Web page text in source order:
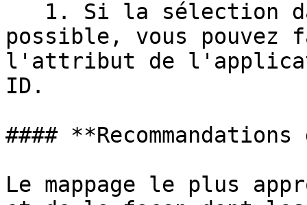
possible, vous pouvez
l'attribut de
ID.
#### **Recommandations
Le mappage le plus